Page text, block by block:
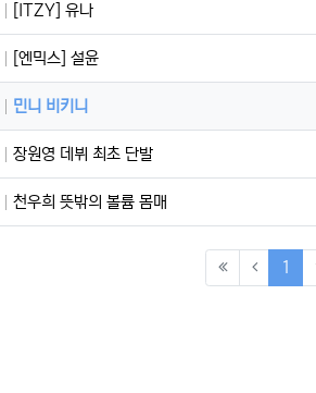
[ITZY] 유나
[엔믹스] 설윤
민니 비키니
장원영 데뷔 최초 단발
천우희 뜻밖의 볼륨 몸매
1